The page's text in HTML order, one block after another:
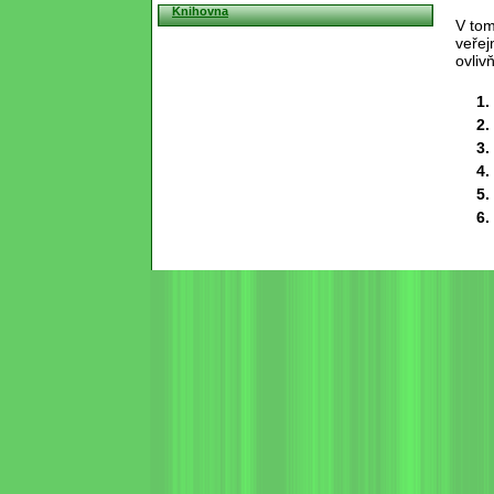
Knihovna
V